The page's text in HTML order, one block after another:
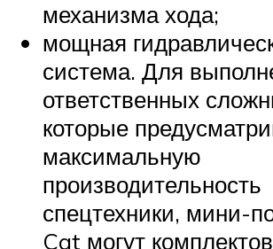
механизма хода;
мощная
система. Для
ответственных
которые
максимальную
производительность
спецтехники, мини-
Cat могут